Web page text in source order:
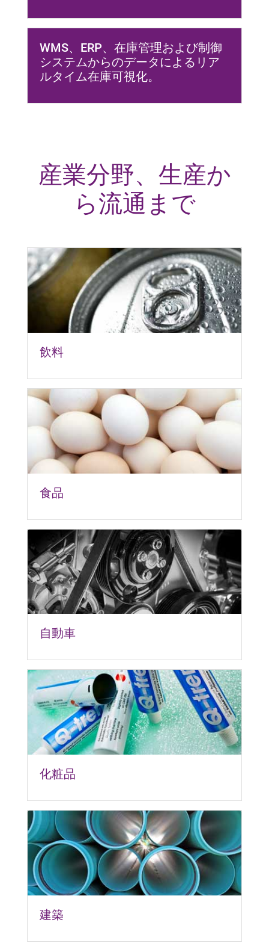
WMS、ERP、在庫管理および制御
システムからのデータによるリア
ルタイム在庫可視化。
産業分野、生産か
ら流通まで
飲料
食品
自動車
化粧品
建築